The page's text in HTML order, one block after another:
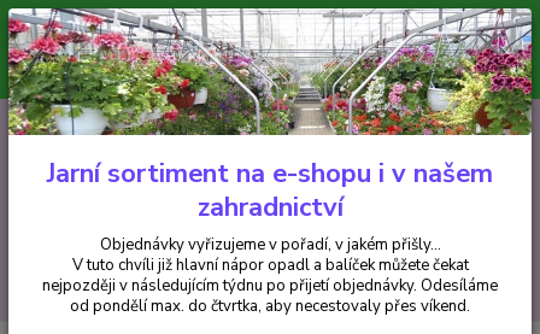
Minimální hodnota pro odeslání z e-shopu je 300 Kč.
V tuto chvíli již hlavní nápor objednávek opadl a balíček můžete čekat
nejpozději v následujícím týdnu po přijetí objednávky. Objednávky
vyřizujeme v pořadí, v jakém přišly...
CZK
Hledat
+420 602 223 614 0ks
za0 Kč
Jarní sortiment na e-shopu i v našem
zahradnictví
Objednávky vyřizujeme v pořadí, v jakém přišly...
V tuto chvíli již hlavní nápor opadl a balíček můžete čekat
nejpozději v následujícím týdnu po přijetí objednávky. Odesíláme
od pondělí max. do čtvrtka, aby necestovaly přes víkend.